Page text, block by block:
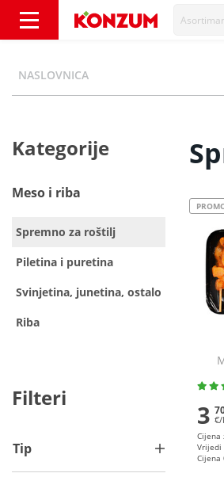
NASLOVNICA
Kategorije
Meso i riba
Spremno za roštilj
Piletina i puretina
Svinjetina, junetina, ostalo
Riba
Filteri
Tip
3
Cijena
Vrijedi
Cijena